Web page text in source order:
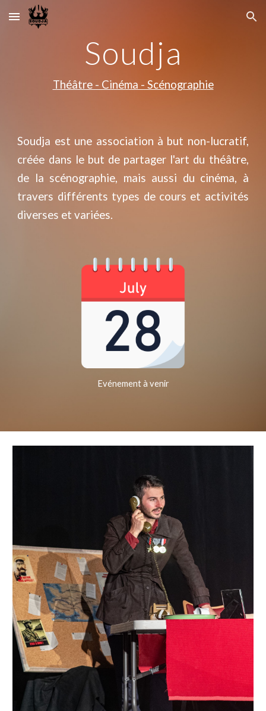
Skip to main content Skip to navigation
Soudja
Théâtre - Cinéma - Scénographie
Soudja est une association à but non-lucratif,
créée dans le but de partager l'art du théâtre,
de la scénographie, mais aussi du cinéma, à
travers différents types de cours et activités
diverses et variées.
Evénement à venir